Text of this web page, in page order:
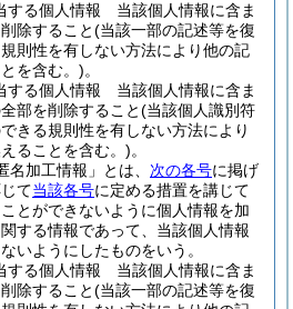
する個人情報 当該個人情報に含ま
除すること(当該一部の記述等を復
則性を有しない方法により他の記
を含む。)。
する個人情報 当該個人情報に含ま
部を削除すること(当該個人識別符
きる規則性を有しない方法により
ることを含む。)。
名加工情報」とは、 次の各号に掲げ
て当該各号に定める措置を講じて
とができないように個人情報を加
する情報であって、当該個人情報
いようにしたものをいう。
する個人情報 当該個人情報に含ま
除すること(当該一部の記述等を復